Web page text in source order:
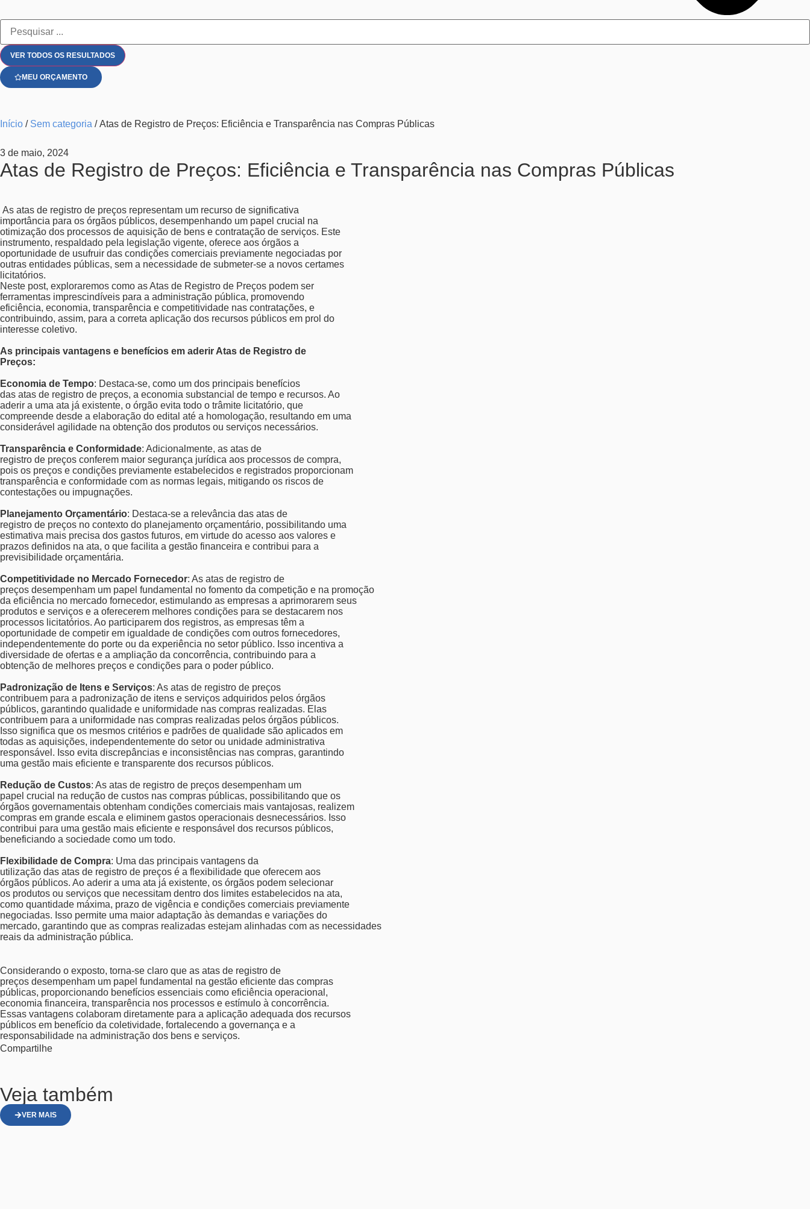
VER TODOS OS RESULTADOS
MEU ORÇAMENTO
Início / Sem categoria / Atas de Registro de Preços: Eficiência e Transparência nas Compras Públicas
3 de maio, 2024
Atas de Registro de Preços: Eficiência e Transparência nas Compras Públicas
As atas de registro de preços representam um recurso de significativa
importância para os órgãos públicos, desempenhando um papel crucial na
otimização dos processos de aquisição de bens e contratação de serviços. Este
instrumento, respaldado pela legislação vigente, oferece aos órgãos a
oportunidade de usufruir das condições comerciais previamente negociadas por
outras entidades públicas, sem a necessidade de submeter-se a novos certames
licitatórios.
Neste post, exploraremos como as Atas de Registro de Preços podem ser
ferramentas imprescindíveis para a administração pública, promovendo
eficiência, economia, transparência e competitividade nas contratações, e
contribuindo, assim, para a correta aplicação dos recursos públicos em prol do
interesse coletivo.
As principais vantagens e benefícios em aderir Atas de Registro de
Preços:
Economia de Tempo: Destaca-se, como um dos principais benefícios
das atas de registro de preços, a economia substancial de tempo e recursos. Ao
aderir a uma ata já existente, o órgão evita todo o trâmite licitatório, que
compreende desde a elaboração do edital até a homologação, resultando em uma
considerável agilidade na obtenção dos produtos ou serviços necessários.
Transparência e Conformidade: Adicionalmente, as atas de
registro de preços conferem maior segurança jurídica aos processos de compra,
pois os preços e condições previamente estabelecidos e registrados proporcionam
transparência e conformidade com as normas legais, mitigando os riscos de
contestações ou impugnações.
Planejamento Orçamentário: Destaca-se a relevância das atas de
registro de preços no contexto do planejamento orçamentário, possibilitando uma
estimativa mais precisa dos gastos futuros, em virtude do acesso aos valores e
prazos definidos na ata, o que facilita a gestão financeira e contribui para a
previsibilidade orçamentária.
Competitividade no Mercado Fornecedor: As atas de registro de
preços desempenham um papel fundamental no fomento da competição e na promoção
da eficiência no mercado fornecedor, estimulando as empresas a aprimorarem seus
produtos e serviços e a oferecerem melhores condições para se destacarem nos
processos licitatórios. Ao participarem dos registros, as empresas têm a
oportunidade de competir em igualdade de condições com outros fornecedores,
independentemente do porte ou da experiência no setor público. Isso incentiva a
diversidade de ofertas e a ampliação da concorrência, contribuindo para a
obtenção de melhores preços e condições para o poder público.
Padronização de Itens e Serviços: As atas de registro de preços
contribuem para a padronização de itens e serviços adquiridos pelos órgãos
públicos, garantindo qualidade e uniformidade nas compras realizadas. Elas
contribuem para a uniformidade nas compras realizadas pelos órgãos públicos.
Isso significa que os mesmos critérios e padrões de qualidade são aplicados em
todas as aquisições, independentemente do setor ou unidade administrativa
responsável. Isso evita discrepâncias e inconsistências nas compras, garantindo
uma gestão mais eficiente e transparente dos recursos públicos.
Redução de Custos: As atas de registro de preços desempenham um
papel crucial na redução de custos nas compras públicas, possibilitando que os
órgãos governamentais obtenham condições comerciais mais vantajosas, realizem
compras em grande escala e eliminem gastos operacionais desnecessários. Isso
contribui para uma gestão mais eficiente e responsável dos recursos públicos,
beneficiando a sociedade como um todo.
Flexibilidade de Compra: Uma das principais vantagens da
utilização das atas de registro de preços é a flexibilidade que oferecem aos
órgãos públicos. Ao aderir a uma ata já existente, os órgãos podem selecionar
os produtos ou serviços que necessitam dentro dos limites estabelecidos na ata,
como quantidade máxima, prazo de vigência e condições comerciais previamente
negociadas. Isso permite uma maior adaptação às demandas e variações do
mercado, garantindo que as compras realizadas estejam alinhadas com as necessidades
reais da administração pública.
Considerando o exposto, torna-se claro que as atas de registro de
preços desempenham um papel fundamental na gestão eficiente das compras
públicas, proporcionando benefícios essenciais como eficiência operacional,
economia financeira, transparência nos processos e estímulo à concorrência.
Essas vantagens colaboram diretamente para a aplicação adequada dos recursos
públicos em benefício da coletividade, fortalecendo a governança e a
responsabilidade na administração dos bens e serviços.
Compartilhe
Veja também
VER MAIS